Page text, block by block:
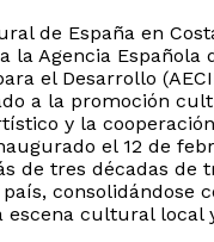
de España en
la Agencia Española
el Desarrollo
a la promoción
y la
el 12 de
de tres décadas de
consolidándose
escena cultural local